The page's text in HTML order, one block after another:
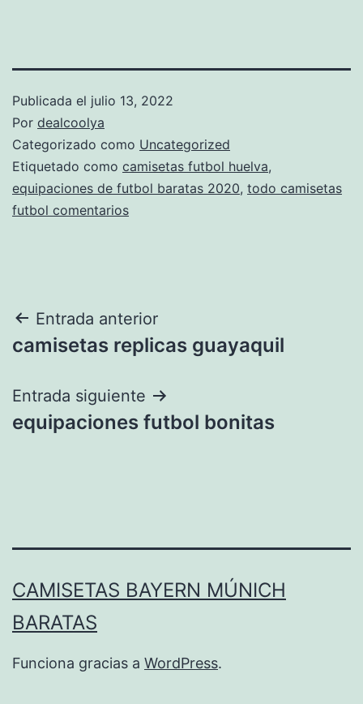
Publicada el julio 13, 2022
Por dealcoolya
Categorizado como Uncategorized
Etiquetado como camisetas futbol huelva,
equipaciones de futbol baratas 2020, todo camisetas
futbol comentarios
Navegación
de
entradas
Entrada anterior
camisetas replicas guayaquil
Entrada siguiente
equipaciones futbol bonitas
CAMISETAS BAYERN MÚNICH
BARATAS
Funciona gracias a WordPress.